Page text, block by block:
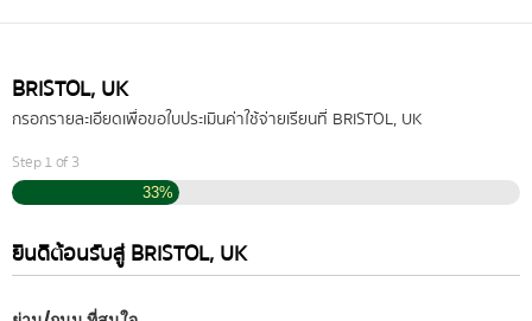
BRISTOL, UK
กรอกรายละเอียดเพื่อขอใบประเมินค่าใช้จ่ายเรียนที่ BRISTOL, UK
Step1of 3
33%
ยินดีต้อนรับสู่ BRISTOL, UK